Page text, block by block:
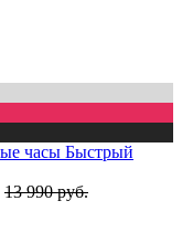
Быстрый
13 990 руб.